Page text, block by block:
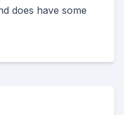
does have some